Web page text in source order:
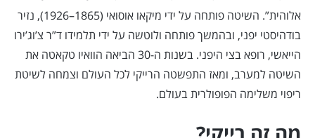
אלוהית”. השיטה פותחה על ידי מיקאו אוסואי (1865–1926), נזיר
בודהיסטי יפני, ובהמשך פותחה ולוטשה על ידי תלמידו ד”ר צ’וג’ירו
הייאשי, רופא בצי היפני. בשנות ה-30 הביאה הוואיו טקאטה את
השיטה למערב, ומאז התפשטה הרייקי לכל העולם וצמחה לשיטת
ריפוי משלימה הפופולרית בעולם.